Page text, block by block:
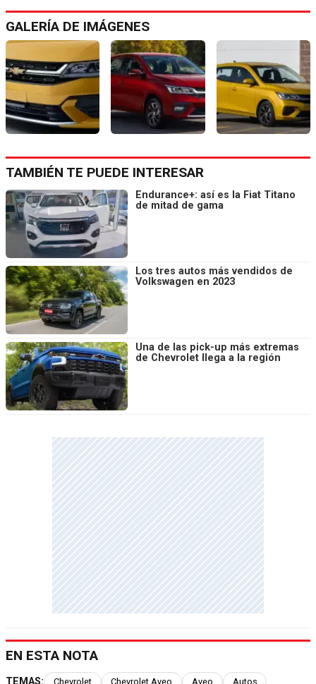
GALERÍA DE IMÁGENES
TAMBIÉN TE PUEDE INTERESAR
Endurance+: así es la Fiat Titano
de mitad de gama
Los tres autos más vendidos de
Volkswagen en 2023
Una de las pick-up más extremas
de Chevrolet llega a la región
EN ESTA NOTA
TEMAS: Chevrolet Chevrolet Aveo Aveo Autos